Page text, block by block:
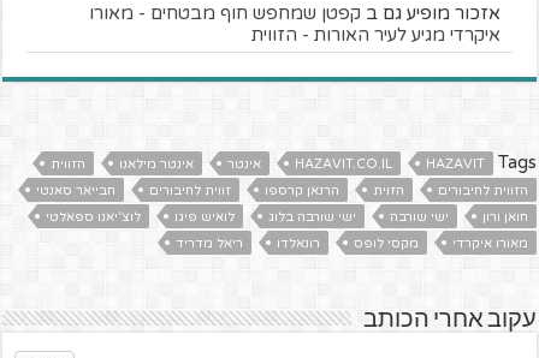
אזכור מופיע גם ב קפטן שמחפש חוף מבטחים - מאורו
איקרדי מגיע לעיר האורות - הזווית
Tags
HAZAVIT
HAZAVIT.CO.IL אינטר אינטר מילאנו
הזווית
הזווית לחיבורים
הזוית הרנאן קרספו זווית לחיבורים
חבייאר סאנטי
חואן ורון
ישי שורבה ישי שורבה בלוג לואיש פיגו
לוצ'יאנו ספאלטי
מאורו איקרדי
מקסי לופס רונאלדו ריאל מדריד
עקוב אחרי הכותב